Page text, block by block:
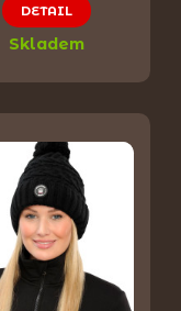
DETAIL
Skladem